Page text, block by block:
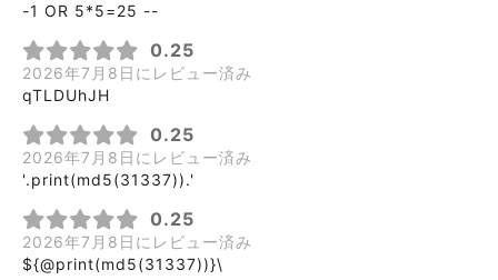
-1 OR 5*5=25 --
0.25
2026年7月8日にレビュー済み
qTLDUhJH
0.25
2026年7月8日にレビュー済み
'.print(md5(31337)).'
0.25
2026年7月8日にレビュー済み
${@print(md5(31337))}\